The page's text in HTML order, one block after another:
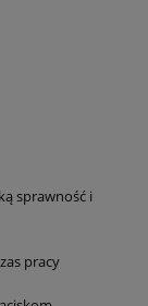
sprawność i
pracy